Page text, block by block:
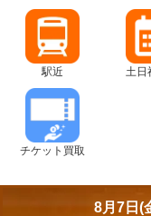
駅近 土日
チケット買取
8月7日(